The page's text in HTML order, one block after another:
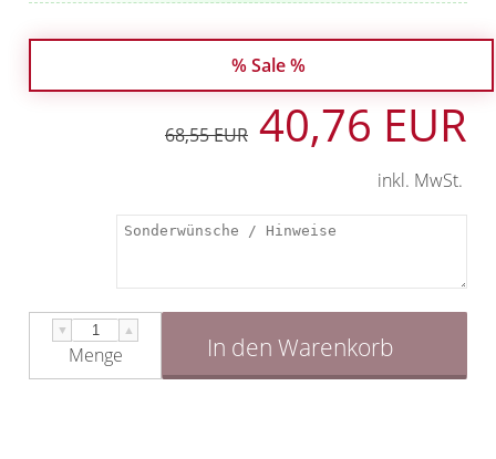
% Sale %
68,55 EUR 40,76 EUR
inkl. MwSt.
▼ ▲
Menge In den Warenkorb